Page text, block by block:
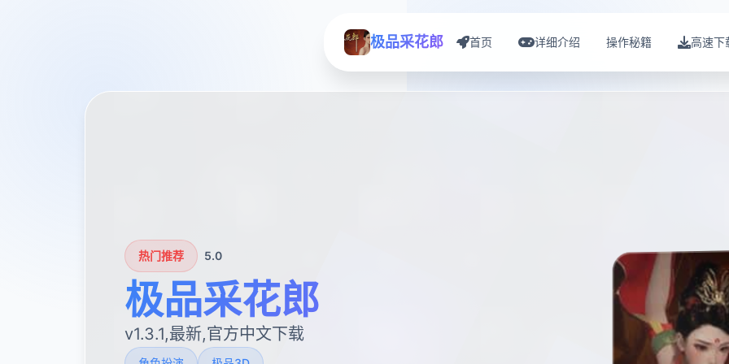
极品采花郎 首页 详细介绍 操作秘籍 高速下
热门推荐 5.0
极品采花郎
v1.3.1,最新,官方中文下载